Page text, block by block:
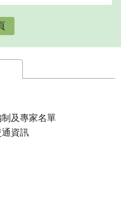
制及專家名單
通資訊